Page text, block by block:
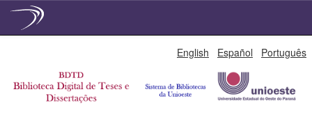
English Español Português